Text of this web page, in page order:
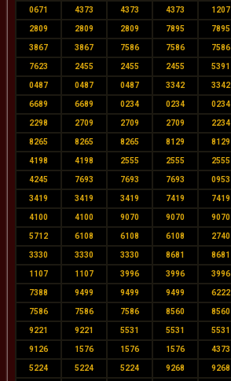
0671 4373 4373 4373 1207
2809 2809 2809 7895 7895
3867 3867 7586 7586 7586
7623 2455 2455 2455 5391
0487 0487 0487 3342 3342
6689 6689 0234 0234 0234
2298 2709 2709 2709 2234
8265 8265 8265 8129 8129
4198 4198 2555 2555 2555
4245 7693 7693 7693 0953
3419 3419 3419 7419 7419
4100 4100 9070 9070 9070
5712 6108 6108 6108 2740
3330 3330 3330 8681 8681
1107 1107 3996 3996 3996
7388 9499 9499 9499 6222
7586 7586 7586 8560 8560
9221 9221 5531 5531 5531
9126 1576 1576 1576 4373
5224 5224 5224 9268 9268